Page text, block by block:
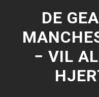
DE
− VIL